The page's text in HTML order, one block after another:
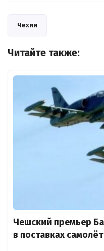
Чехия
Читайте также:
Чешский премьер
в поставках